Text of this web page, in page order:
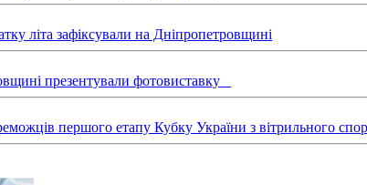
літа зафіксували на Дніпропетровщині
презентували фотовиставку
першого етапу Кубку України з вітрильного